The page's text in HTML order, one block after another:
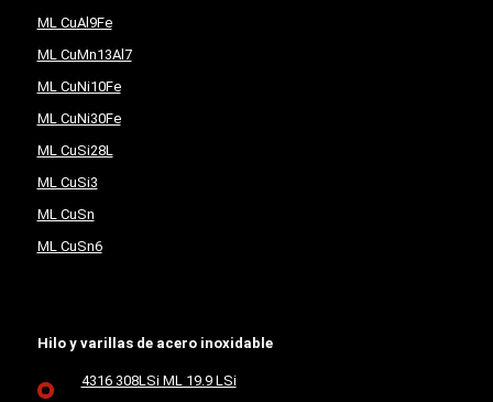
ML CuAl9Fe
ML CuMn13Al7
ML CuNi10Fe
ML CuNi30Fe
ML CuSi28L
ML CuSi3
ML CuSn
ML CuSn6
Hilo y varillas de acero inoxidable
4316 308LSi ML 19.9 LSi